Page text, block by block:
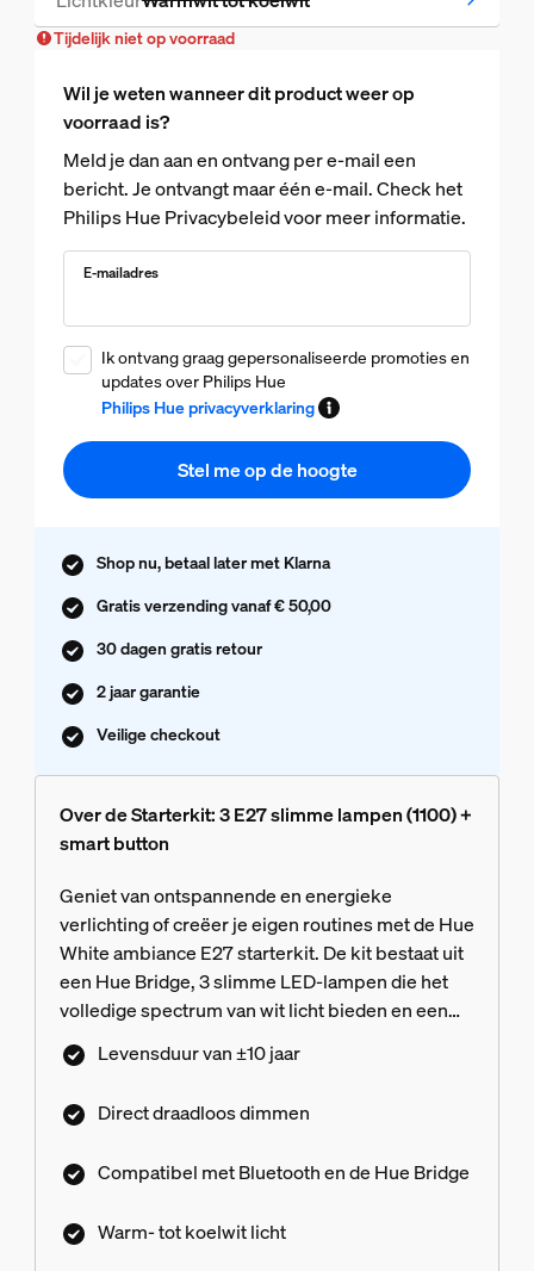
Tijdelijk niet op voorraad
Tijdelijk niet op voorraad
Wil je weten wanneer dit product weer op
voorraad is?
Meld je dan aan en ontvang per e-mail een
bericht. Je ontvangt maar één e-mail. Check het
Philips Hue Privacybeleid voor meer informatie.
E-mailadres
Ik ontvang graag gepersonaliseerde promoties en
updates over Philips Hue
Philips Hue privacyverklaring
Stel me op de hoogte
Shop nu, betaal later met Klarna
Gratis verzending vanaf € 50,00
30 dagen gratis retour
2 jaar garantie
Veilige checkout
Over de Starterkit: 3 E27 slimme lampen (1100) +
smart button
Geniet van ontspannende en energieke
verlichting of creëer je eigen routines met de Hue
White ambiance E27 starterkit. De kit bestaat uit
een Hue Bridge, 3 slimme LED-lampen die het
volledige spectrum van wit licht bieden en een
smart-knop.
Levensduur van ±10 jaar
Direct draadloos dimmen
Compatibel met Bluetooth en de Hue Bridge
Warm- tot koelwit licht